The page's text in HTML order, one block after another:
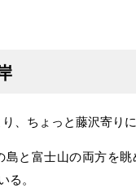
、ちょっと藤沢寄りに
島と富士山の両方を
る。